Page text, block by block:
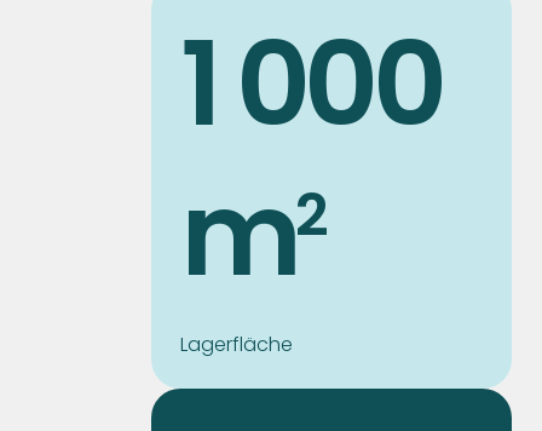
1 000
m2
Lagerfläche